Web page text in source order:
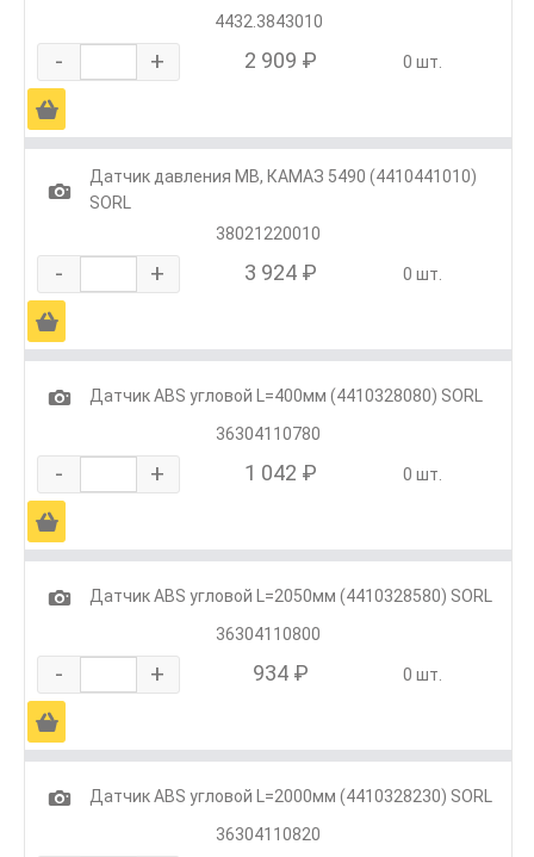
4432.3843010
- + 2 909 ₽ 0 шт.
Ä
1
Датчик давления MB, КАМАЗ 5490 (4410441010)
SORL
38021220010
- + 3 924 ₽ 0 шт.
Ä
1
Датчик ABS угловой L=400мм (4410328080) SORL
36304110780
- + 1 042 ₽ 0 шт.
Ä
1
Датчик ABS угловой L=2050мм (4410328580) SORL
36304110800
- + 934 ₽ 0 шт.
Ä
1
Датчик ABS угловой L=2000мм (4410328230) SORL
36304110820